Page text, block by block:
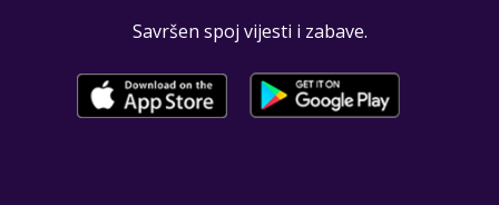
Savršen spoj vijesti i zabave.